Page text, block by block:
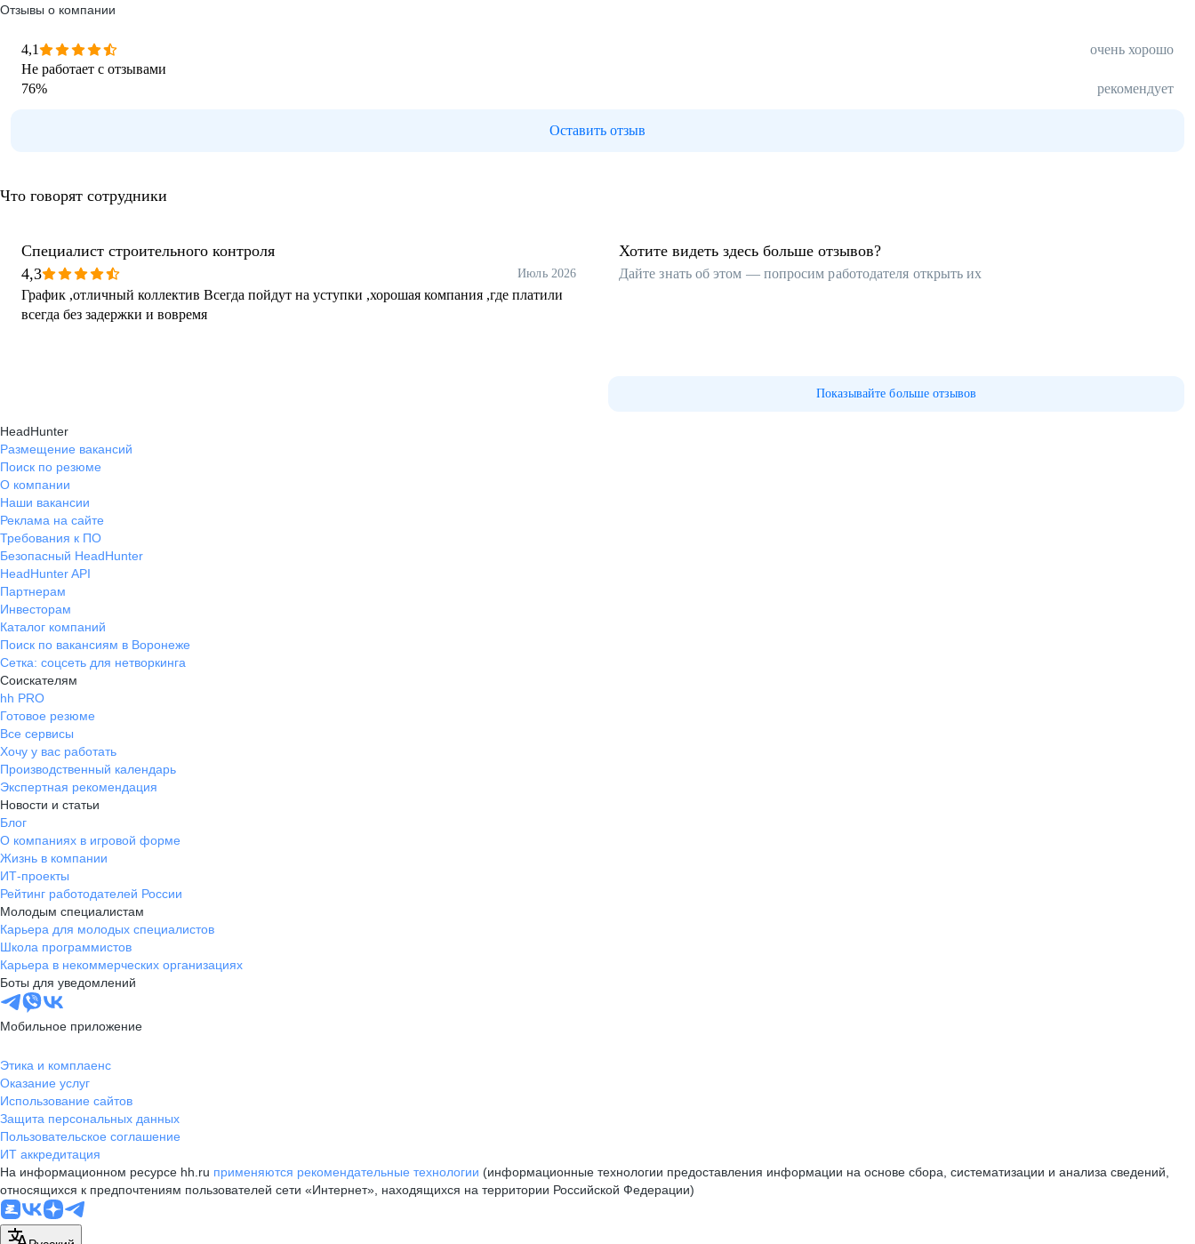
Отзывы о компании
4,1
очень хорошо
Не работает с отзывами
76% рекомендует
Оставить отзыв
Что говорят сотрудники
Специалист строительного контроля
4,3
Июль 2026
График ,отличный коллектив Всегда пойдут на уступки ,хорошая компания ,где платили
всегда без задержки и вовремя
Хотите видеть здесь больше отзывов?
Дайте знать об этом — попросим работодателя открыть их
Показывайте больше отзывов
HeadHunter
Размещение вакансий
Поиск по резюме
О компании
Наши вакансии
Реклама на сайте
Требования к ПО
Безопасный HeadHunter
HeadHunter API
Партнерам
Инвесторам
Каталог компаний
Поиск по вакансиям в Воронеже
Сетка: соцсеть для нетворкинга
Соискателям
hh PRO
Готовое резюме
Все сервисы
Хочу у вас работать
Производственный календарь
Экспертная рекомендация
Новости и статьи
Блог
О компаниях в игровой форме
Жизнь в компании
ИТ-проекты
Рейтинг работодателей России
Молодым специалистам
Карьера для молодых специалистов
Школа программистов
Карьера в некоммерческих организациях
Боты для уведомлений
Мобильное приложение
Этика и комплаенс
Оказание услуг
Использование сайтов
Защита персональных данных
Пользовательское соглашение
ИТ аккредитация
На информационном ресурсе hh.ru применяются рекомендательные технологии (информационные технологии предоставления информации на основе сбора, систематизации и анализа сведений,
относящихся к предпочтениям пользователей сети «Интернет», находящихся на территории Российской Федерации)